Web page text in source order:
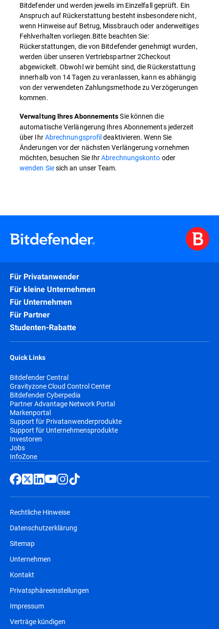
Bitdefender und werden jeweils im Einzelfall geprüft. Ein
Anspruch auf Rückerstattung besteht insbesondere nicht,
wenn Hinweise auf Betrug, Missbrauch oder anderweitiges
Fehlverhalten vorliegen.Bitte beachten Sie:
Rückerstattungen, die von Bitdefender genehmigt wurden,
werden über unseren Vertriebspartner 2Checkout
abgewickelt. Obwohl wir bemüht sind, die Rückerstattung
innerhalb von 14 Tagen zu veranlassen, kann es abhängig
von der verwendeten Zahlungsmethode zu Verzögerungen
kommen.
Verwaltung Ihres AbonnementsSie können die
automatische Verlängerung Ihres Abonnements jederzeit
über IhrAbrechnungsprofildeaktivieren. Wenn Sie
Änderungen vor der nächsten Verlängerung vornehmen
möchten, besuchen Sie IhrAbrechnungskonto oder
wenden Siesich an unser Team.
Für Privatanwender
Für kleine Unternehmen
Für Unternehmen
Für Partner
Studenten-Rabatte
Quick Links
Bitdefender Central
Gravityzone Cloud Control Center
Bitdefender Cyberpedia
Partner Advantage Network Portal
Markenportal
Support für Privatanwenderprodukte
Support für Unternehmensprodukte
Investoren
Jobs
InfoZone
Rechtliche Hinweise
Datenschutzerklärung
Sitemap
Unternehmen
Kontakt
Privatsphäreeinstellungen
Impressum
Verträge kündigen